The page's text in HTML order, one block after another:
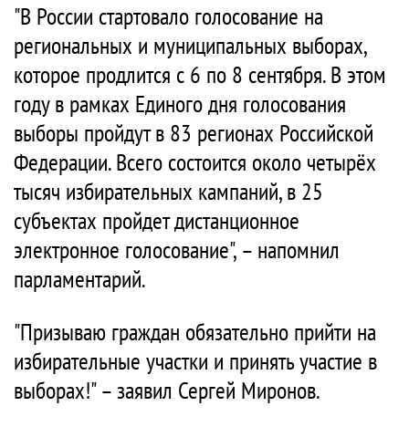
"В России стартовало голосование на
региональных и муниципальных выборах,
которое продлится с 6 по 8 сентября. В этом
году в рамках Единого дня голосования
выборы пройдут в 83 регионах Российской
Федерации. Всего состоится около четырёх
тысяч избирательных кампаний, в 25
субъектах пройдет дистанционное
электронное голосование", – напомнил
парламентарий.
"Призываю граждан обязательно прийти на
избирательные участки и принять участие в
выборах!" – заявил Сергей Миронов.